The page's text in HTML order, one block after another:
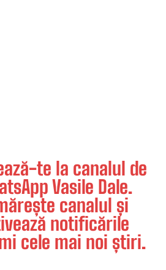
te la canalul de
Vasile Dale.
canalul și
notificările
cele mai noi știri.